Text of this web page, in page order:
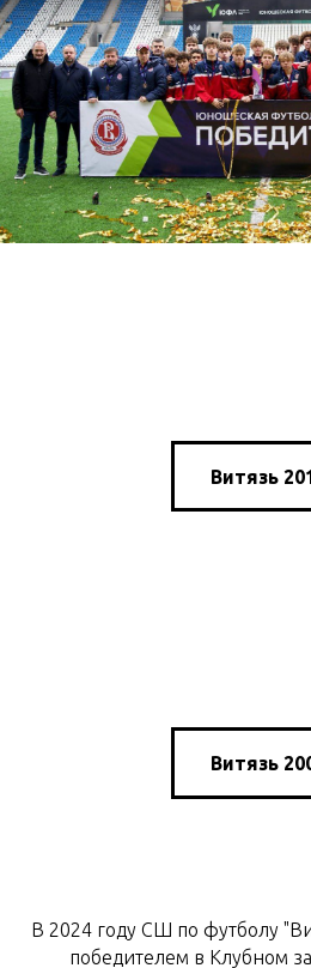
Витязь
Витязь
В 2024 году СШ по футболу
победителем в Клубном